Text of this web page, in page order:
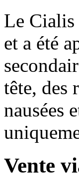
Le Cialis
et a été
tête, des
nausées
Vente